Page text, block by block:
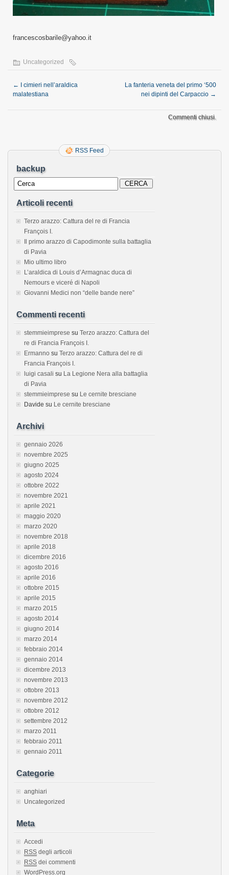
francescosbarile@yahoo.it
Uncategorized
←
I cimieri nell’araldica
malatestiana
La fanteria veneta del primo ‘500
nei dipinti del Carpaccio →
Commenti chiusi.
RSS Feed
backup
Articoli recenti
Terzo arazzo: Cattura del re di Francia
François I.
Il primo arazzo di Capodimonte sulla battaglia
di Pavia
Mio ultimo libro
L’araldica di Louis d’Armagnac duca di
Nemours e viceré di Napoli
Giovanni Medici non “delle bande nere”
Commenti recenti
stemmieimprese su Terzo arazzo: Cattura del
re di Francia François I.
Ermanno su Terzo arazzo: Cattura del re di
Francia François I.
luigi casali su La Legione Nera alla battaglia
di Pavia
stemmieimprese su Le cernite bresciane
Davide su Le cernite bresciane
Archivi
gennaio 2026
novembre 2025
giugno 2025
agosto 2024
ottobre 2022
novembre 2021
aprile 2021
maggio 2020
marzo 2020
novembre 2018
aprile 2018
dicembre 2016
agosto 2016
aprile 2016
ottobre 2015
aprile 2015
marzo 2015
agosto 2014
giugno 2014
marzo 2014
febbraio 2014
gennaio 2014
dicembre 2013
novembre 2013
ottobre 2013
novembre 2012
ottobre 2012
settembre 2012
marzo 2011
febbraio 2011
gennaio 2011
Categorie
anghiari
Uncategorized
Meta
Accedi
RSS degli articoli
RSS dei commenti
WordPress.org